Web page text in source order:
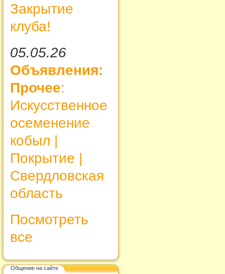
Закрытие
клуба!
05.05.26
Объявления:
Прочее:
Искусственное
осеменение
кобыл |
Покрытие |
Свердловская
область
Посмотреть
все
Общение на сайте